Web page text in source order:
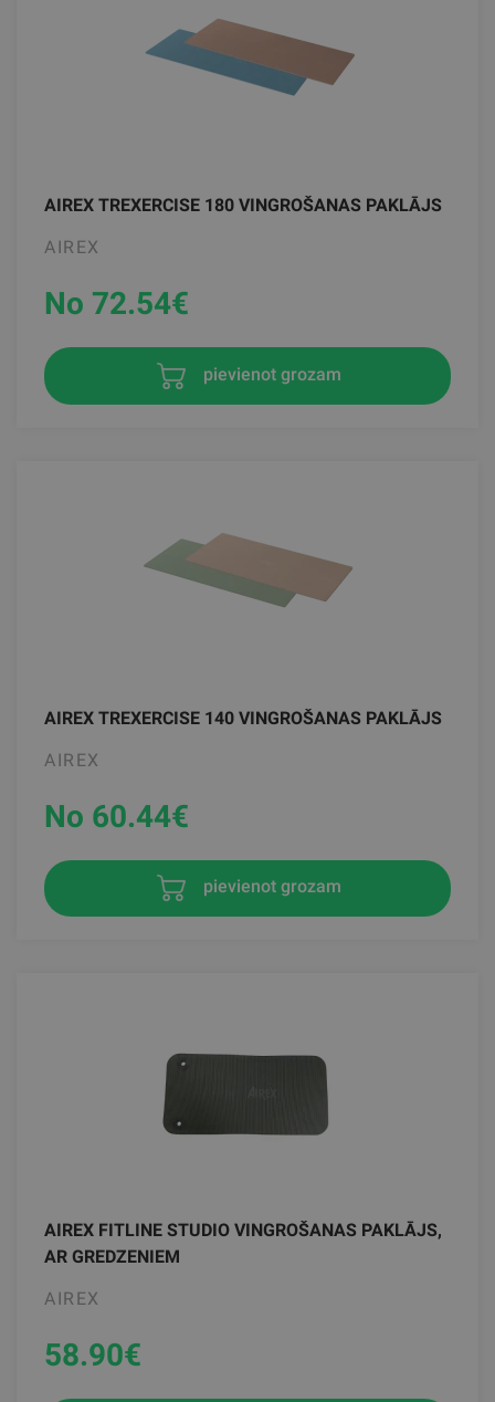
AIREX TREXERCISE 180 VINGROŠANAS PAKLĀJS
AIREX
No 72.54€
pievienot grozam
AIREX TREXERCISE 140 VINGROŠANAS PAKLĀJS
AIREX
No 60.44€
pievienot grozam
AIREX FITLINE STUDIO VINGROŠANAS PAKLĀJS,
AR GREDZENIEM
AIREX
58.90€